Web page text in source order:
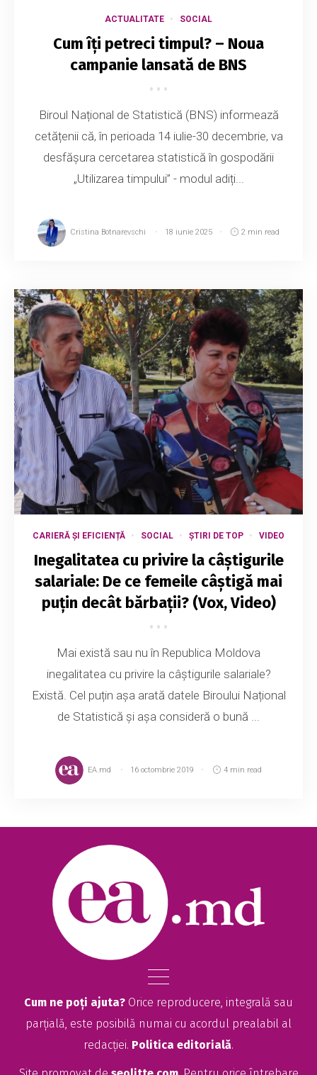
ACTUALITATE SOCIAL
Cum îți petreci timpul? – Noua
campanie lansată de BNS
Biroul Național de Statistică (BNS) informează
cetățenii că, în perioada 14 iulie-30 decembrie, va
desfășura cercetarea statistică în gospodării
„Utilizarea timpului” - modul adiți...
Cristina Botnarevschi 18 iunie 2025 2 min read
CARIERĂ ȘI EFICIENȚĂ SOCIAL ȘTIRI DE TOP VIDEO
Inegalitatea cu privire la câştigurile
salariale: De ce femeile câștigă mai
puțin decât bărbații? (Vox, Video)
Mai există sau nu în Republica Moldova
inegalitatea cu privire la câştigurile salariale?
Există. Cel puțin așa arată datele Biroului Național
de Statistică și așa consideră o bună ...
EA.md 16 octombrie 2019 4 min read
Cum ne poți ajuta? Orice reproducere, integrală sau
parțială, este posibilă numai cu acordul prealabil al
redacției. Politica editorială.